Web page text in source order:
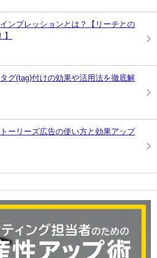
ンプレッションとは？【リーチとの
グ(tag)付けの効果や活用法を徹底解
ーリーズ広告の使い方と効果アップ